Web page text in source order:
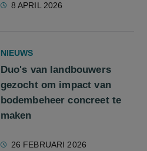
8 APRIL 2026
NIEUWS
Duo's van landbouwers
gezocht om impact van
bodembeheer concreet te
maken
26 FEBRUARI 2026